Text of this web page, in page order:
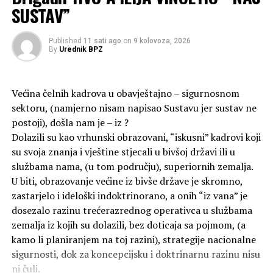
kojoj je vidljiva osebujna, smislena različitost pojedinih
termina koji međusobno harmoniraju u osebujnom
složaju, koji otvara nove horizonte, a svaki od njih
pojedinačno dobiva novo specifično značenje“.
O tome što može umjetna inteligencija, drukčije rečeno
računalo, kad je riječ o prijevodu, odnosno pri stvaranju
znanstvenoga nazivlja, koja su ograničenja u tom poslu,
o ponovnom oživljavanju Strune, te s tim u svezi o
važnosti izgradnje hrvatske stručne terminologije, što
potiče i Zakon o hrvatskom jeziku, razgovarali smo s
predstojnikom Katedre za algebarsku i računalnu
lingvistiku na zagrebačkom Filozofskom fakultetu prof.
dr. sc. Markom Tadićem.
Uvodno sam naveo mišljenje poznatoga hrvatskoga
profesora filozofije, koji je upozoravao na
ograničenja „stroja“, ali i važnost kreativnoga
SUSTAV”
Published 11 sati ago on 9 kolovoza, 2026
By Urednik BPZ
Većina čelnih kadrova u obavještajno – sigurnosnom
sektoru, (namjerno nisam napisao Sustavu jer sustav ne
postoji), došla nam je – iz ?
Dolazili su kao vrhunski obrazovani, “iskusni” kadrovi koji
su svoja znanja i vještine stjecali u bivšoj državi ili u
službama nama, (u tom području), superiornih zemalja.
U biti, obrazovanje većine iz bivše države je skromno,
zastarjelo i ideloški indoktrinorano, a onih “iz vana” je
dosezalo razinu trećerazrednog operativca u službama
zemalja iz kojih su dolazili, bez doticaja sa pojmom, (a
kamo li planiranjem na toj razini), strategije nacionalne
sigurnosti, dok za koncepcijsku i doktrinarnu razinu nisu
ni čuli.